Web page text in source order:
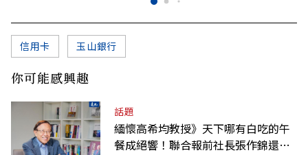
信用卡 玉山銀行
你可能感興趣
話題
緬懷高希均教授》天下哪有白吃的午
餐成絕響！聯合報前社長張作錦還原